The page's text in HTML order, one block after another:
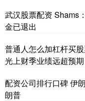
武汉股票配资 Shams
金已退出
普通人怎么加杠杆买
光上财季业绩远超预
配资公司排行口碑 伊
朗普